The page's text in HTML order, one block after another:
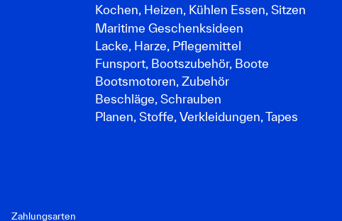
Kochen, Heizen, Kühlen Essen, Sitzen
Maritime Geschenksideen
Lacke, Harze, Pflegemittel
Funsport, Bootszubehör, Boote
Bootsmotoren, Zubehör
Beschläge, Schrauben
Planen, Stoffe, Verkleidungen, Tapes
Zahlungsarten